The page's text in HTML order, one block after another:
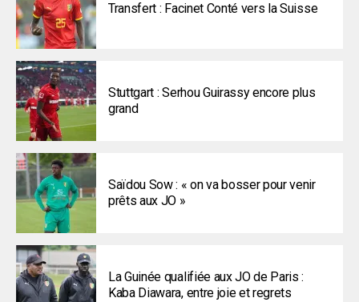
Transfert : Facinet Conté vers la Suisse
Stuttgart : Serhou Guirassy encore plus
grand
Saïdou Sow : « on va bosser pour venir
prêts aux JO »
La Guinée qualifiée aux JO de Paris :
Kaba Diawara, entre joie et regrets